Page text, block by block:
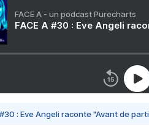
FACE A - un podcast Purecharts
FACE A #30 : Eve Angeli
#30 : Eve Angeli raconte "Avant de